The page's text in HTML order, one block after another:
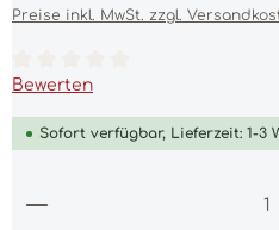
Preise inkl. MwSt. zzgl.
Durchschnittliche Bewertung
Bewerten
Sofort verfügbar, Lieferzeit: 1-3
Produkt Anzahl: Gib